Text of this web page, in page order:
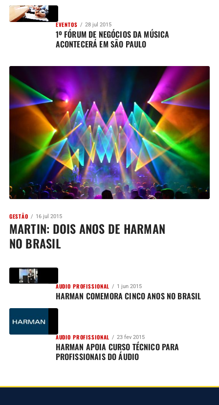
EVENTOS 28 jul 2015
1º FÓRUM DE NEGÓCIOS DA MÚSICA
ACONTECERÁ EM SÃO PAULO
GESTÃO 16 jul 2015
MARTIN: DOIS ANOS DE HARMAN
NO BRASIL
AUDIO PROFISSIONAL 1 jun 2015
HARMAN COMEMORA CINCO ANOS NO BRASIL
AUDIO PROFISSIONAL 23 fev 2015
HARMAN APOIA CURSO TÉCNICO PARA
PROFISSIONAIS DO ÁUDIO